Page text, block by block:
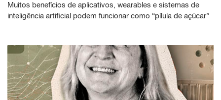
Muitos benefícios de aplicativos, wearables e sistemas de
inteligência artificial podem funcionar como “pílula de açúcar”